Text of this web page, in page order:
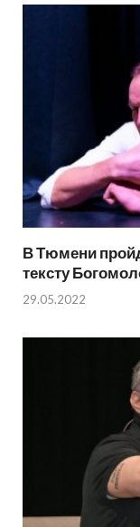
В Тюмени
тексту
29.05.2022